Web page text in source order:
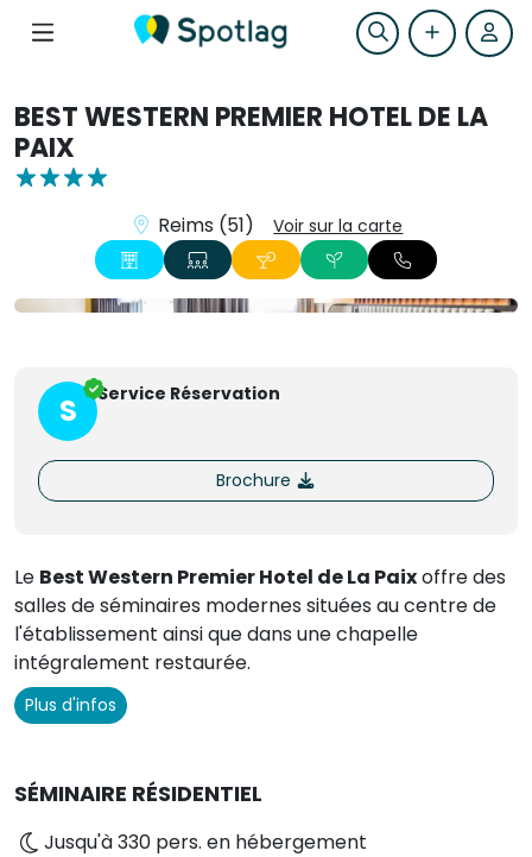
BEST WESTERN PREMIER HOTEL DE LA
PAIX
Reims (51) Voir sur la carte
S Service Réservation
Brochure
Le Best Western Premier Hotel de La Paixoffre des
salles de séminaires modernes situées au centre de
l'établissement ainsi que dans une chapelle
intégralement restaurée.
Plus d'infos
SÉMINAIRE RÉSIDENTIEL
Jusqu'à 330 pers. en hébergement